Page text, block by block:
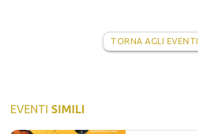
TORNA AGLI EVENTI
EVENTI SIMILI